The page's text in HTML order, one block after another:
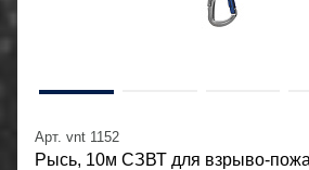
Арт. vnt 1152
Рысь, 10м СЗВТ для взрыво-